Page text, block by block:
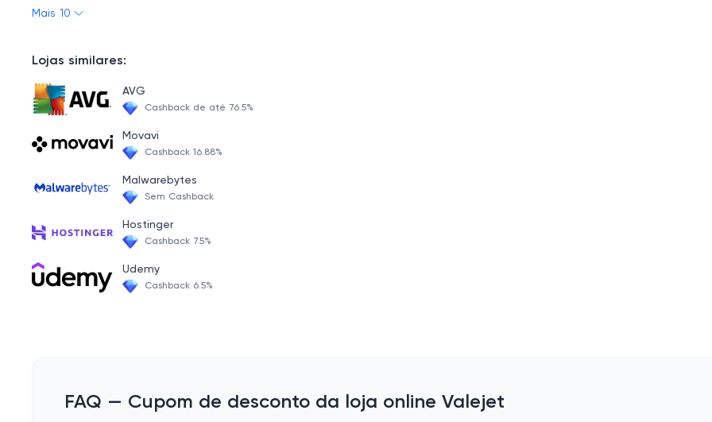
Pó para Toner Xerox
Pó para Toner Samsung
Mais 10
Lojas similares:
AVG
Cashback de até 76.5%
Movavi
Cashback 16.88%
Malwarebytes
Sem Cashback
Hostinger
Cashback 7.5%
Udemy
Cashback 6.5%
FAQ — Cupom de desconto da loja online Valejet